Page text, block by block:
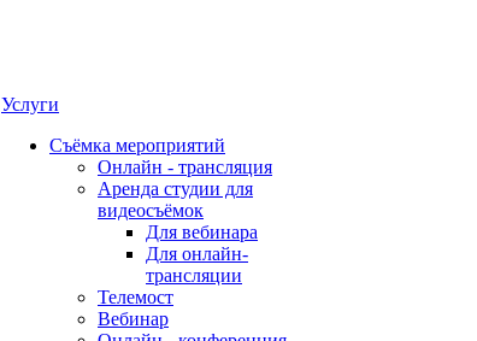
Услуги
Съёмка мероприятий
Онлайн - трансляция
Аренда студии для
видеосъёмок
Для вебинара
Для онлайн-
трансляции
Телемост
Вебинар